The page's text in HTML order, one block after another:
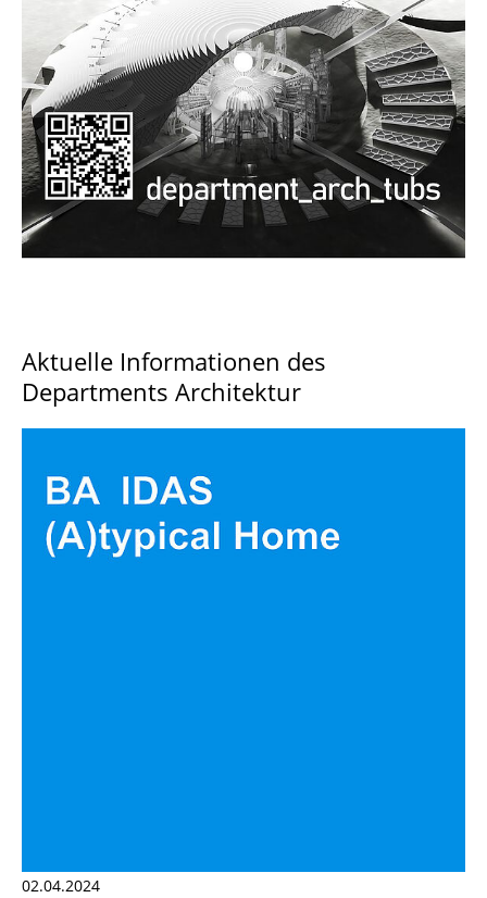
Documents and Downloads
Aktuelle Informationen des
Departments Architektur
02.04.2024